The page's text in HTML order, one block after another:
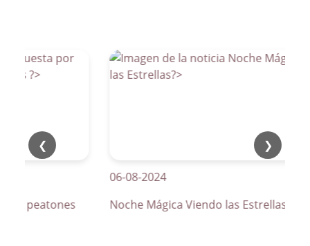
❮ ❯
de peatones
06-08-2024
Noche Mágica Viendo las Estrellas